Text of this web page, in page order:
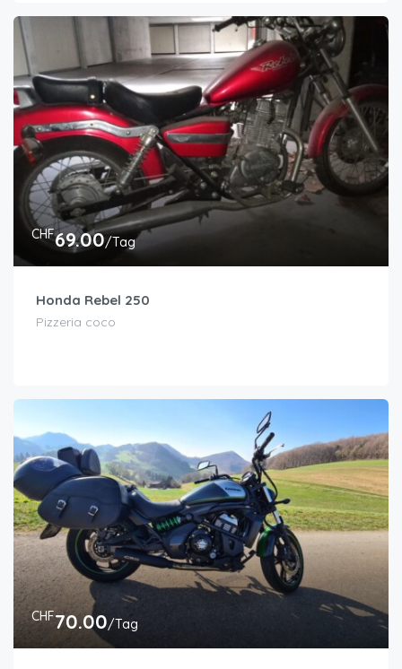
CHF69.00/Tag
Honda Rebel 250
Pizzeria coco
CHF70.00/Tag